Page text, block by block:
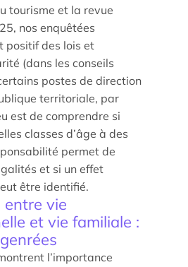
tourisme et la revue
nos enquêtées
positif des lois et
(dans les conseils
postes de direction
territoriale, par
est de comprendre si
classes d’âge à des
permet de
et si un effet
être identifié.
entre vie
et vie familiale :
l’importance